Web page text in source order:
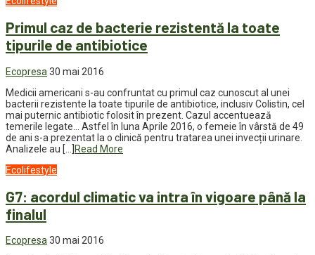
Primul caz de bacterie rezistentă la toate
tipurile de antibiotice
Ecopresa 30 mai 2016
Medicii americani s-au confruntat cu primul caz cunoscut al unei
bacterii rezistente la toate tipurile de antibiotice, inclusiv Colistin, cel
mai puternic antibiotic folosit în prezent. Cazul accentuează
temerile legate… Astfel în luna Aprile 2016, o femeie în vârstă de 49
de ani s-a prezentat la o clinică pentru tratarea unei invecții urinare.
Analizele au […]
Read More
Ecolifestyle
G7: acordul climatic va intra în vigoare până la
finalul
Ecopresa30 mai 2016